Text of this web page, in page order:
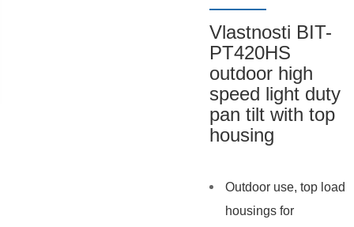
Vlastnosti BIT-
PT420HS
outdoor high
speed light duty
pan tilt with top
housing
Outdoor use, top load
housings for